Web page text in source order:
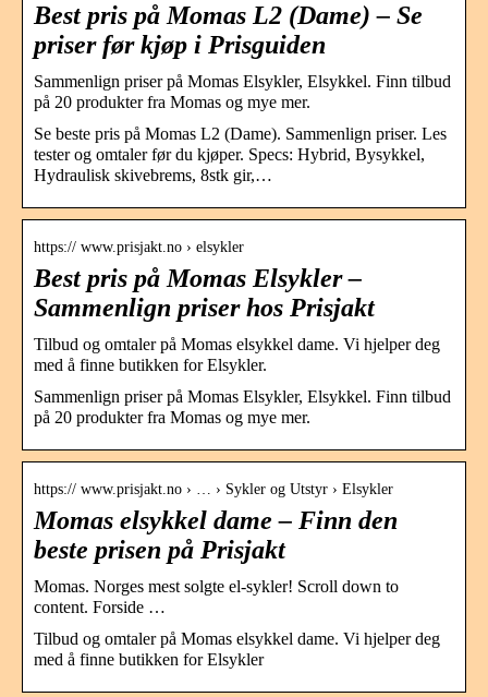
Best pris på Momas L2 (Dame) – Se
priser før kjøp i Prisguiden
Sammenlign priser på Momas Elsykler, Elsykkel. Finn tilbud
på 20 produkter fra Momas og mye mer.
Se beste pris på Momas L2 (Dame). Sammenlign priser. Les
tester og omtaler før du kjøper. Specs: Hybrid, Bysykkel,
Hydraulisk skivebrems, 8stk gir,…
https:// www.prisjakt.no › elsykler
Best pris på Momas Elsykler –
Sammenlign priser hos Prisjakt
Tilbud og omtaler på Momas elsykkel dame. Vi hjelper deg
med å finne butikken for Elsykler.
Sammenlign priser på Momas Elsykler, Elsykkel. Finn tilbud
på 20 produkter fra Momas og mye mer.
https:// www.prisjakt.no › … › Sykler og Utstyr › Elsykler
Momas elsykkel dame – Finn den
beste prisen på Prisjakt
Momas. Norges mest solgte el-sykler! Scroll down to
content. Forside …
Tilbud og omtaler på Momas elsykkel dame. Vi hjelper deg
med å finne butikken for Elsykler